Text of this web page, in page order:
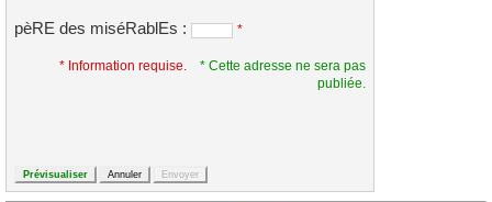
pèRE des miséRablEs : *
* Information requise.
* Cette adresse ne sera pas
publiée.